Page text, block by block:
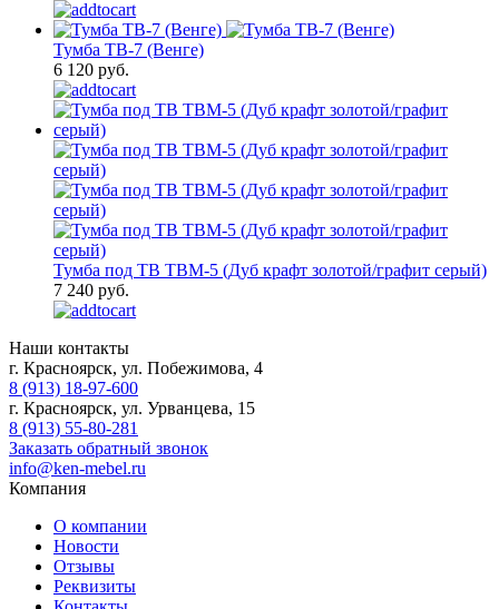
Тумба ТВ-7 (Венге)
6 120 руб.
Тумба под ТВ ТВМ-5 (Дуб крафт золотой/графит серый)
7 240 руб.
Наши контакты
г. Красноярск, ул. Побежимова, 4
8 (913) 18-97-600
г. Красноярск, ул. Урванцева, 15
8 (913) 55-80-281
Заказать обратный звонок
info@ken-mebel.ru
Компания
О компании
Новости
Отзывы
Реквизиты